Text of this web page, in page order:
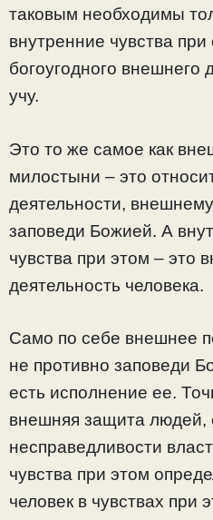
таковым необходимы
внутренние чувства
богоугодного внешнего
учу.
Это то же самое как
милостыни – это
деятельности,
заповеди Божией. А
чувства при этом – это
деятельность человека.
Само по себе внешнее
не противно заповеди
есть исполнение ее.
внешняя защита людей,
несправедливости
чувства при этом
человек в чувствах при